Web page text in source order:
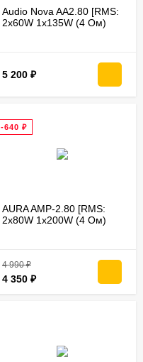
Audio Nova AA2.80 [RMS:
2x60W 1x135W (4 Ом)
5 200 ₽
-640 ₽
AURA AMP-2.80 [RMS:
2x80W 1x200W (4 Ом)
4 990₽
4 350 ₽